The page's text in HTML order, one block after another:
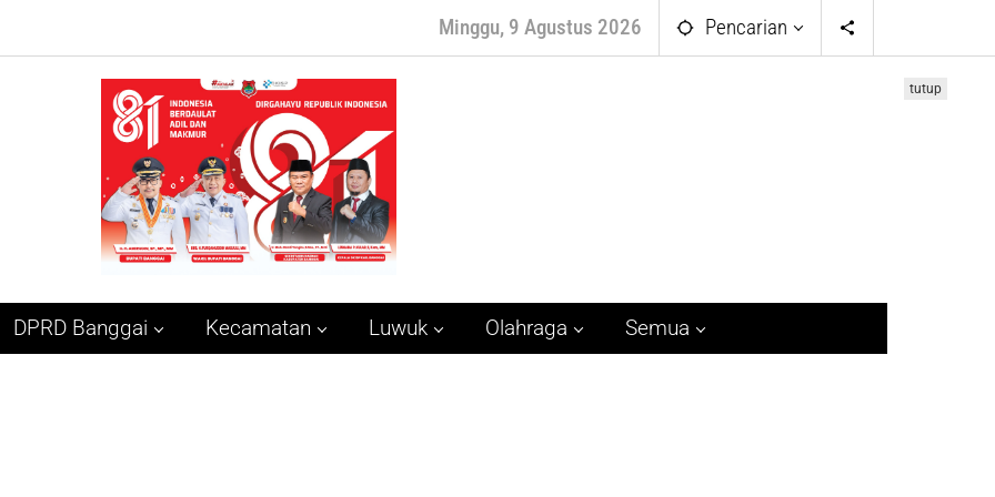
Minggu, 9 Agustus 2026 Pencarian
DPRD Banggai Kecamatan Luwuk Olahraga Semua
tutup